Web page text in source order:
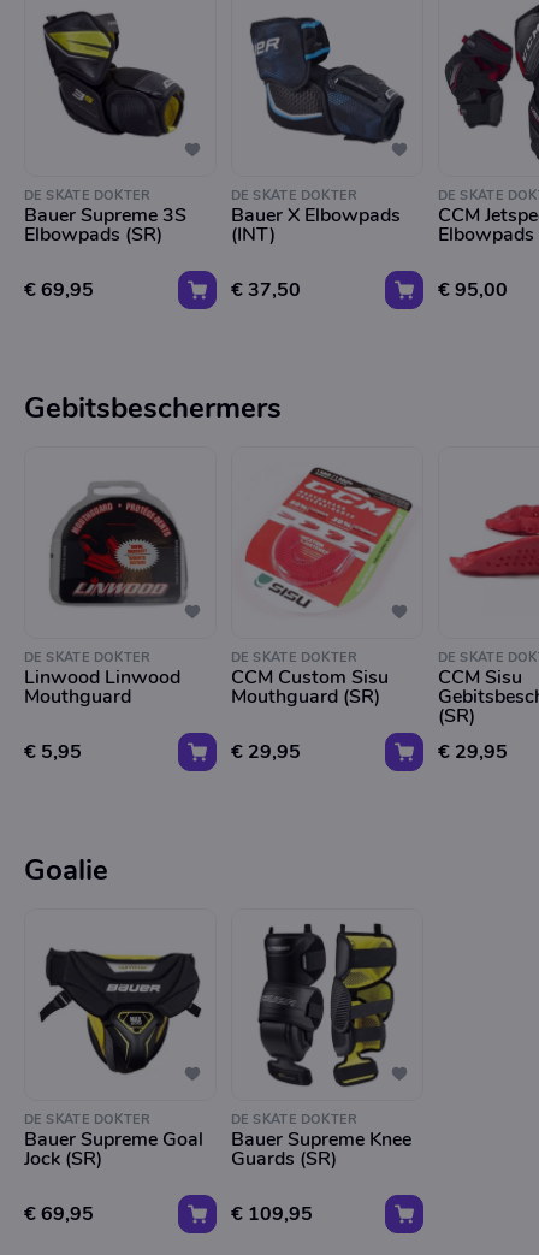
DE SKATE DOKTER
Bauer Supreme 3S
Elbowpads (SR)
€ 69,95
DE SKATE DOKTER
Bauer X Elbowpads
(INT)
€ 37,50
DE SKATE
CCM
Elbowpads
€ 95,00
Gebitsbeschermers
DE SKATE DOKTER
Linwood Linwood
Mouthguard
€ 5,95
DE SKATE DOKTER
CCM Custom Sisu
Mouthguard (SR)
€ 29,95
DE SKATE
CCM Sisu
(SR)
€ 29,95
Goalie
DE SKATE DOKTER
Bauer Supreme Goal
Jock (SR)
€ 69,95
DE SKATE DOKTER
Bauer Supreme Knee
Guards (SR)
€ 109,95